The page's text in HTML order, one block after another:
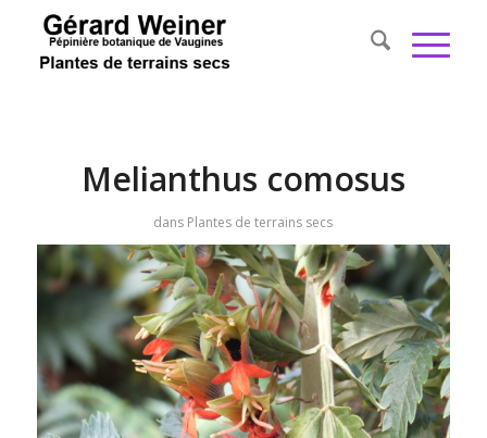
Melianthus comosus
dans Plantes de terrains secs